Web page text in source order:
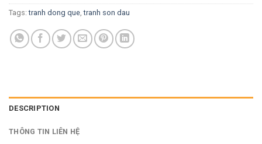
Tags:tranh dong que,tranh son dau
DESCRIPTION
THÔNG TIN LIÊN HỆ